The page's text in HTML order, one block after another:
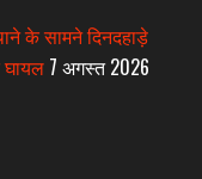
के सामने दिनदहाड़े
घायल 7 अगस्त 2026